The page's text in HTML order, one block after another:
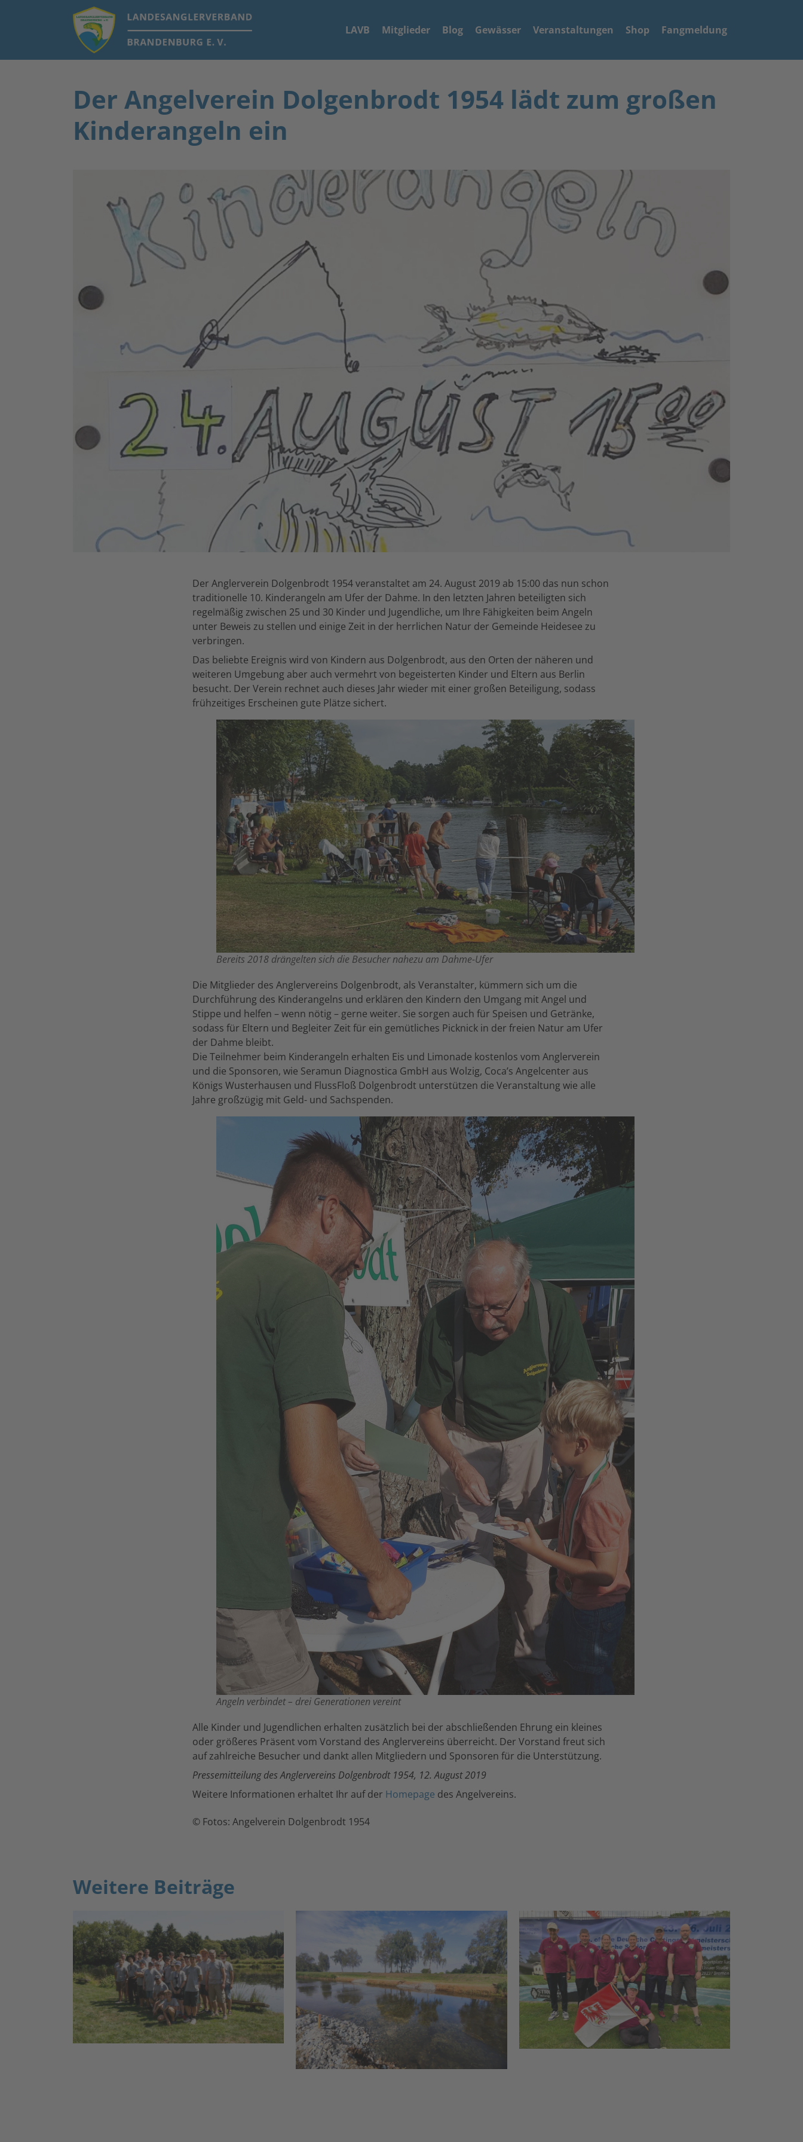
LAVB Mitglieder Blog Gewässer Veranstaltungen Shop Fangmeldung
Der Angelverein Dolgenbrodt 1954 lädt zum großen
Kinderangeln ein
Der Anglerverein Dolgenbrodt 1954 veranstaltet am 24. August 2019 ab 15:00 das nun schon
traditionelle 10. Kinderangeln am Ufer der Dahme. In den letzten Jahren beteiligten sich
regelmäßig zwischen 25 und 30 Kinder und Jugendliche, um Ihre Fähigkeiten beim Angeln
unter Beweis zu stellen und einige Zeit in der herrlichen Natur der Gemeinde Heidesee zu
verbringen.
Das beliebte Ereignis wird von Kindern aus Dolgenbrodt, aus den Orten der näheren und
weiteren Umgebung aber auch vermehrt von begeisterten Kinder und Eltern aus Berlin
besucht. Der Verein rechnet auch dieses Jahr wieder mit einer großen Beteiligung, sodass
frühzeitiges Erscheinen gute Plätze sichert.
Bereits 2018 drängelten sich die Besucher nahezu am Dahme-Ufer
Die Mitglieder des Anglervereins Dolgenbrodt, als Veranstalter, kümmern sich um die
Durchführung des Kinderangelns und erklären den Kindern den Umgang mit Angel und
Stippe und helfen – wenn nötig – gerne weiter. Sie sorgen auch für Speisen und Getränke,
sodass für Eltern und Begleiter Zeit für ein gemütliches Picknick in der freien Natur am Ufer
der Dahme bleibt.
Die Teilnehmer beim Kinderangeln erhalten Eis und Limonade kostenlos vom Anglerverein
und die Sponsoren, wie Seramun Diagnostica GmbH aus Wolzig, Coca’s Angelcenter aus
Königs Wusterhausen und FlussFloß Dolgenbrodt unterstützen die Veranstaltung wie alle
Jahre großzügig mit Geld- und Sachspenden.
Angeln verbindet – drei Generationen vereint
Alle Kinder und Jugendlichen erhalten zusätzlich bei der abschließenden Ehrung ein kleines
oder größeres Präsent vom Vorstand des Anglervereins überreicht. Der Vorstand freut sich
auf zahlreiche Besucher und dankt allen Mitgliedern und Sponsoren für die Unterstützung.
Pressemitteilung des Anglervereins Dolgenbrodt 1954, 12. August 2019
Weitere Informationen erhaltet Ihr auf der Homepage des Angelvereins.
© Fotos: Angelverein Dolgenbrodt 1954
Weitere Beiträge